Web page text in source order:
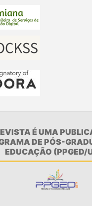
É UMA
DE PÓS-
EDUCAÇÃO (PPGED/